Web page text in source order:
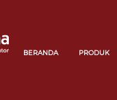
BERANDA PRODUK